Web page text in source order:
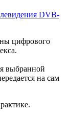
DVB-
цифрового
выбранной
на сам